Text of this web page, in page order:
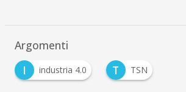
Argomenti
I
industria 4.0 T TSN